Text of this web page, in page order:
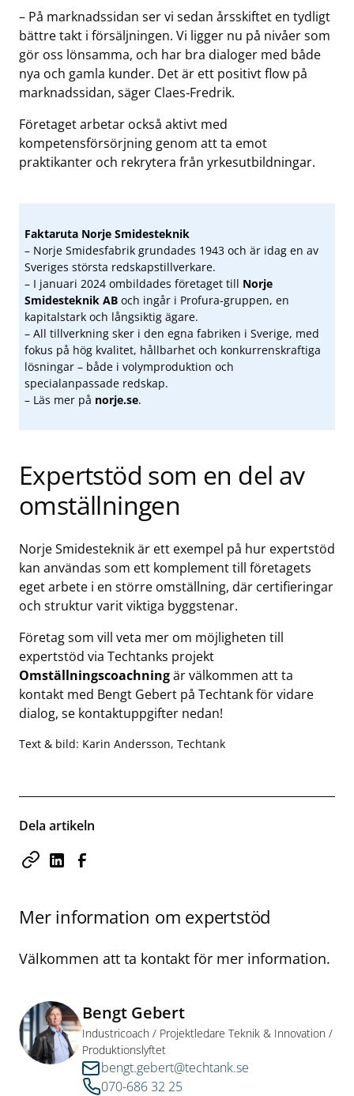
– På marknadssidan ser vi sedan årsskiftet en tydligt
bättre takt i försäljningen. Vi ligger nu på nivåer som
gör oss lönsamma, och har bra dialoger med både
nya och gamla kunder. Det är ett positivt flow på
marknadssidan, säger Claes‑Fredrik.
Företaget arbetar också aktivt med
kompetensförsörjning genom att ta emot
praktikanter och rekrytera från yrkesutbildningar.
Faktaruta Norje Smidesteknik
– Norje Smidesfabrik grundades 1943 och är idag en av
Sveriges största redskapstillverkare.
– I januari 2024 ombildades företaget till Norje
Smidesteknik AB och ingår i Profura‑gruppen, en
kapitalstark och långsiktig ägare.
– All tillverkning sker i den egna fabriken i Sverige, med
fokus på hög kvalitet, hållbarhet och konkurrenskraftiga
lösningar – både i volymproduktion och
specialanpassade redskap.
– Läs mer på norje.se.
Expertstöd som en del av
omställningen
Norje Smidesteknik är ett exempel på hur expertstöd
kan användas som ett komplement till företagets
eget arbete i en större omställning, där certifieringar
och struktur varit viktiga byggstenar.
Företag som vill veta mer om möjligheten till
expertstöd via Techtanks projekt
Omställningscoachningär välkommen att ta
kontakt med Bengt Gebert på Techtank för vidare
dialog, se kontaktuppgifter nedan!
Text & bild: Karin Andersson, Techtank
Dela artikeln
Mer information om expertstöd
Välkommen att ta kontakt för mer information.
Bengt Gebert
Industricoach / Projektledare Teknik & Innovation /
Produktionslyftet
bengt.gebert@techtank.se
070-686 32 25